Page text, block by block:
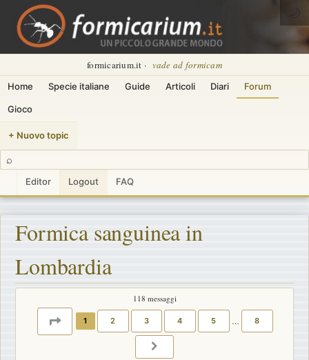
formicarium.it · vade ad formicam
Home Specie italiane Guide Articoli Diari Forum
Gioco
+ Nuovo topic
⌕
Editor Logout FAQ
🌙
Formica sanguinea in
Lombardia
118 messaggi
PAGINA DI
1 2 3 4 5 … 8